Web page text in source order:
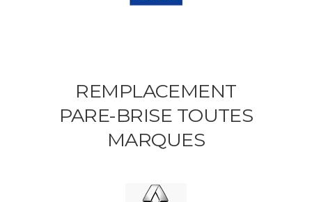
REMPLACEMENT
PARE-BRISE TOUTES
MARQUES